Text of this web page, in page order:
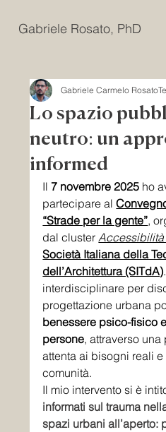
Gabriele Rosato, PhD
Lo spazio
neutro: un
informed
Gabriele Carmelo Rosato
Il 7 novembre 2025 ho
partecipare al
“Strade per la gente”,
dal cluster
Società Italiana della
dell’Architettura (SITdA)
interdisciplinare per
progettazione urbana
benessere psico-fisico
persone, attraverso
attenta ai bisogni reali
comunità.
Il mio intervento si è
informati sul trauma
spazi urbani all’aperto: